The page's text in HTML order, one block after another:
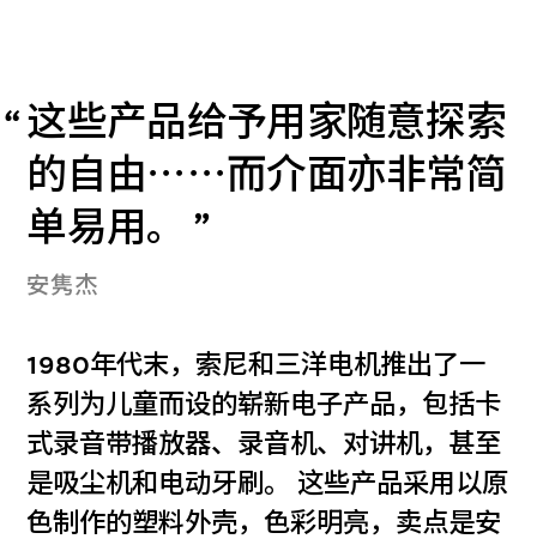
这些产品给予用家随意探索
的自由⋯⋯而介面亦非常简
单易用。
安隽杰
1980年代末，索尼和三洋电机推出了一
系列为儿童而设的崭新电子产品，包括卡
式录音带播放器、录音机、对讲机，甚至
是吸尘机和电动牙刷。 这些产品采用以原
色制作的塑料外壳，色彩明亮，卖点是安